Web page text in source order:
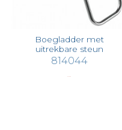
Boegladder met
uitrekbare steun
814044